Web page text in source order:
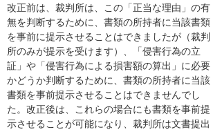
改正前は、裁判所は、この「正当な理由」の有
無を判断するために、書類の所持者に当該書類
を事前に提示させることはできましたが（裁判
所のみが提示を受けます）、「侵害行為の立
証」や「侵害行為による損害額の算出」に必要
かどうか判断するために、書類の所持者に当該
書類を事前提示させることはできませんでし
た。改正後は、これらの場合にも書類を事前提
示させることが可能になり、裁判所は文書提出